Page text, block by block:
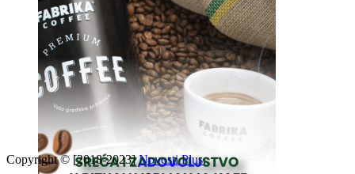
Copyright © [2018-2023]Novosti Plus.